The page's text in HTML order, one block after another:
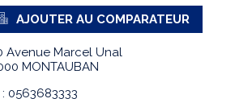
AJOUTER AU COMPARATEUR
Avenue Marcel Unal
MONTAUBAN
: 0563683333